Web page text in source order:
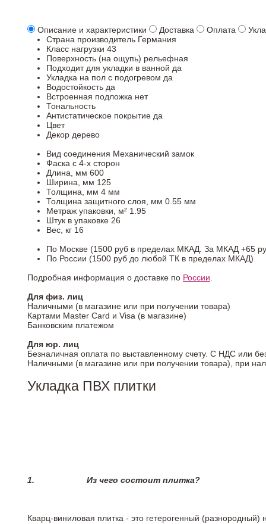
Описание и характеристики Доставка Оплата
Страна производитель Германия
Класс нагрузки 43
Поверхность (на ощупь) рельефная
Подходит для укладки в ванной да
Укладка на пол c подогревом да
Водостойкость да
Встроенная подложка нет
Тональность
Антистатическое покрытие да
Цвет
Декор дерево
Вид соединения Механический замок
Фаска с 4-х сторон
Длина, мм 600
Ширина, мм 125
Толщина, мм 4 мм
Толщина защитного слоя, мм 0.55 мм
Метраж упаковки, м² 1.95
Штук в упаковке 26
Вес, кг 16
По Москве (1500 руб в пределах МКАД. За МКАД +65
По России (1500 руб до любой ТК в пределах МКАД)
Подробная информация о доставке по России.
Для физ. лиц
Наличными (в магазине или при получении товара)
Картами Master Card и Visa (в магазине)
Банковским платежом
Для юр. лиц
Безналичная оплата по выставленному счету. С НДС или
Наличными (в магазине или при получении товара), при
Укладка ПВХ плитки
1. Из чего состоит плитка?
Кварц-виниловая плитка - это гетерогенный